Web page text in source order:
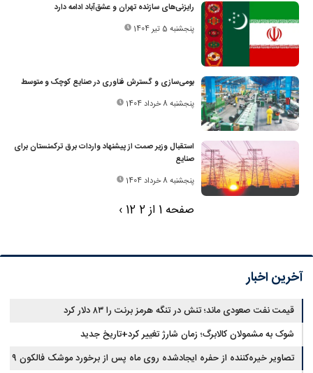
رایزنی‌های سازنده تهران و عشق‌آباد ادامه دارد
پنجشنبه 5 تیر 1404
بومی‌سازی و گسترش فناوری در صنایع کوچک و متوسط
پنجشنبه 8 خرداد 1404
استقبال وزیر صمت از پیشنهاد واردات برق ترکمنستان برای
صنایع
پنجشنبه 8 خرداد 1404
صفحه 1 از 2 12
›
آخرین اخبار
قیمت نفت صعودی ماند؛ تنش در تنگه هرمز برنت را ۸۳ دلار کرد
شوک به مشمولان کالابرگ؛ زمان شارژ تغییر کرد+تاریخ جدید
تصاویر خیره‌کننده از حفره ایجادشده روی ماه پس از برخورد موشک فالکون ۹